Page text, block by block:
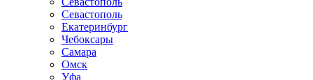
Севастополь
Екатеринбург
Чебоксары
Самара
Омск
Уфа